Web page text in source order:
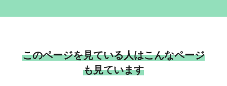
このページを見ている人はこんなページ
も見ています